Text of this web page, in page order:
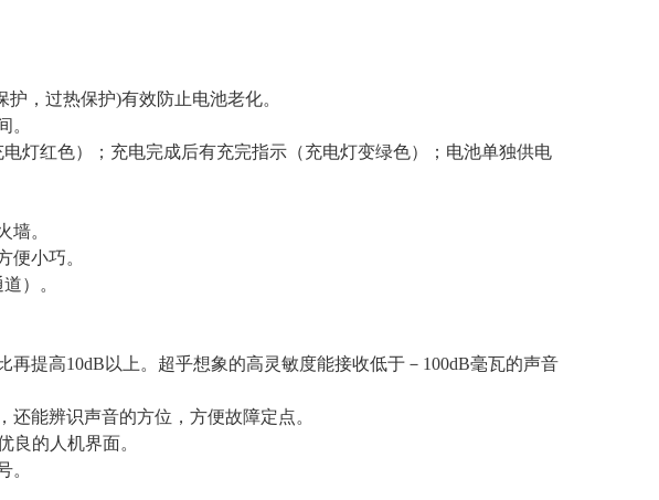
，过热保护)有效防止电池老化。
。
灯红色）；充电完成后有充完指示（充电灯变绿色）；电池单独供电
墙。
小巧。
）。
提高10dB以上。超乎想象的高灵敏度能接收低于－100dB毫瓦的声音
能辨识声音的方位，方便故障定点。
良的人机界面。
。